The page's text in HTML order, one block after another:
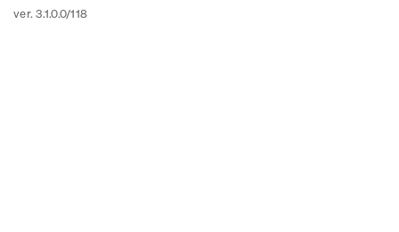
ver. 3.1.0.0/118